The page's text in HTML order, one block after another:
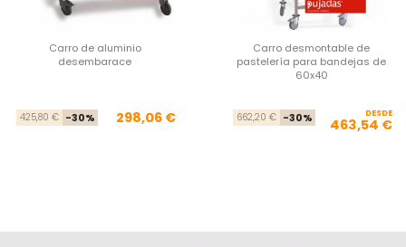
Carro de aluminio
desembarace
Precio base
425,80 € -30% Precio
298,06 €
Carro desmontable de
pastelería para bandejas de
60x40
662,20 € -30% DESDE
463,54 €